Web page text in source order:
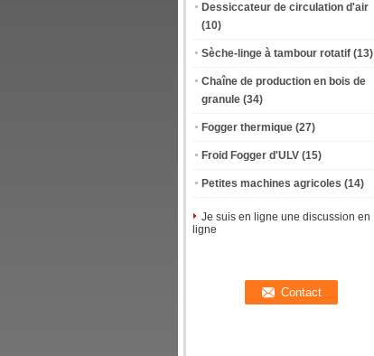
Dessiccateur de circulation d'air
(10)
Sèche-linge à tambour rotatif (13)
Chaîne de production en bois de
granule (34)
Fogger thermique (27)
Froid Fogger d'ULV (15)
Petites machines agricoles (14)
Je suis en ligne une discussion en
ligne